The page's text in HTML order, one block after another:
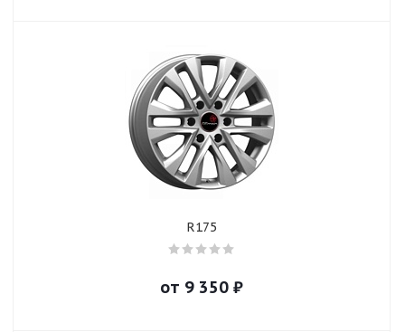
R175
от 9 350 ₽